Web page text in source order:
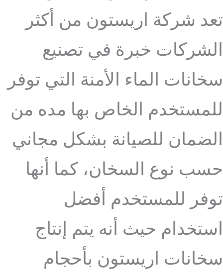
تعد شركة اريستون من أكثر
الشركات خبرة في تصنيع
سخانات الماء الأمنة التي توفر
للمستخدم الخاص بها مده من
الضمان للصيانة بشكل مجاني
حسب نوع السخان، كما أنها
توفر للمستخدم أفضل
استخدام حيث أنه يتم إنتاج
سخانات اريستون بأحجام